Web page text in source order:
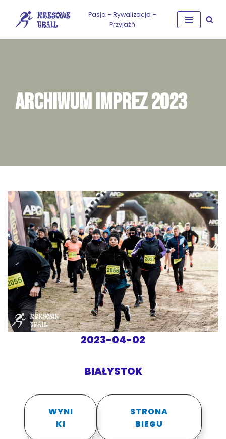
Przejdź
do
Pasja – Rywalizacja –
Przyjaźń
ARCHIWUM IMPREZ 2023
2023-04-02
BIAŁYSTOK
WYNI
KI
STRONA
BIEGU